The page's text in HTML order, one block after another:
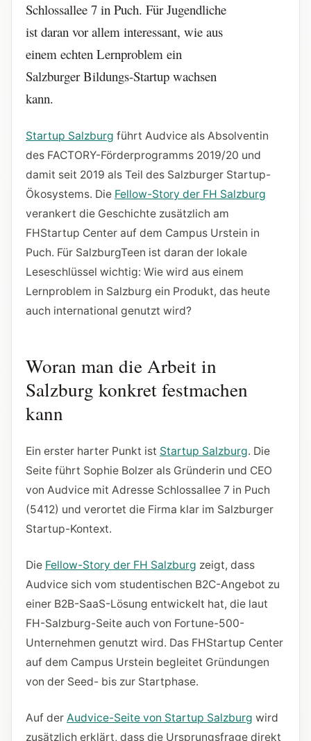
Schlossallee 7 in Puch. Für Jugendliche
ist daran vor allem interessant, wie aus
einem echten Lernproblem ein
Salzburger Bildungs-Startup wachsen
kann.
Startup Salzburg führt Audvice als Absolventin
des FACTORY-Förderprogramms 2019/20 und
damit seit 2019 als Teil des Salzburger Startup-
Ökosystems. Die Fellow-Story der FH Salzburg
verankert die Geschichte zusätzlich am
FHStartup Center auf dem Campus Urstein in
Puch. Für SalzburgTeen ist daran der lokale
Leseschlüssel wichtig: Wie wird aus einem
Lernproblem in Salzburg ein Produkt, das heute
auch international genutzt wird?
Woran man die Arbeit in
Salzburg konkret festmachen
kann
Ein erster harter Punkt ist Startup Salzburg. Die
Seite führt Sophie Bolzer als Gründerin und CEO
von Audvice mit Adresse Schlossallee 7 in Puch
(5412) und verortet die Firma klar im Salzburger
Startup-Kontext.
Die Fellow-Story der FH Salzburg zeigt, dass
Audvice sich vom studentischen B2C-Angebot zu
einer B2B-SaaS-Lösung entwickelt hat, die laut
FH-Salzburg-Seite auch von Fortune-500-
Unternehmen genutzt wird. Das FHStartup Center
auf dem Campus Urstein begleitet Gründungen
von der Seed- bis zur Startphase.
Auf der Audvice-Seite von Startup Salzburg wird
zusätzlich erklärt, dass die Ursprungsfrage direkt